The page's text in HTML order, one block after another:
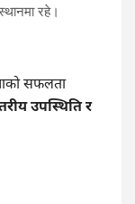
रहे।
सफलता
उपस्थिति र